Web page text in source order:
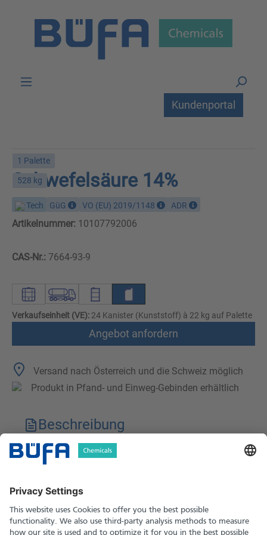
Kundenportal
1 Palette
528 kg
Schwefelsäure 14%
Tech GüG VO (EU) 2019/1148 ADR
Artikelnummer: 10107792006
CAS-Nr.: 7664-93-9
Verkaufseinheit (VE): 24 Kanister (Kunststoff) à 22 kg auf Palette
Angebot anfordern
Versand nach Österreich und die Schweiz möglich
Produkt in Pfand- und Einweg-Gebinden erhältlich
Beschreibung
Technische Merkmale
Sicherheitshinweise